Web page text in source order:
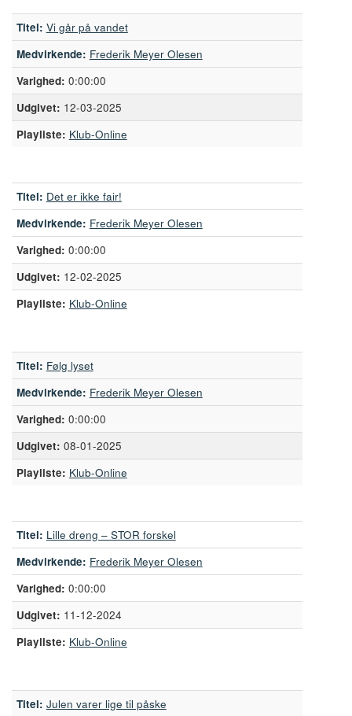
Titel: Vi går på vandet
Medvirkende: Frederik Meyer Olesen
0:00:00
12-03-2025
Playliste: Klub-Online
Titel: Det er ikke fair!
Medvirkende: Frederik Meyer Olesen
0:00:00
12-02-2025
Playliste: Klub-Online
Titel: Følg lyset
Medvirkende: Frederik Meyer Olesen
0:00:00
08-01-2025
Playliste: Klub-Online
Titel: Lille dreng – STOR forskel
Medvirkende: Frederik Meyer Olesen
0:00:00
11-12-2024
Playliste: Klub-Online
Titel: Julen varer lige til påske